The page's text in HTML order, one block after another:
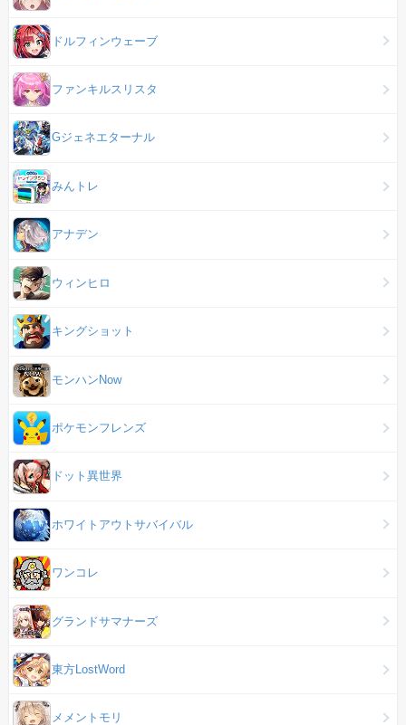
ドルフィンウェーブ
ファンキルスリスタ
Gジェネエターナル
みんトレ
アナデン
ウィンヒロ
キングショット
モンハンNow
ポケモンフレンズ
ドット異世界
ホワイトアウトサバイバル
ワンコレ
グランドサマナーズ
東方LostWord
メメントモリ